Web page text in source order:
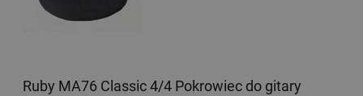
Ruby MA76 Classic 4/4 Pokrowiec do gitary